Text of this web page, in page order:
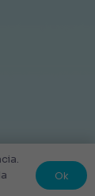
Ok